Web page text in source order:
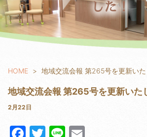
した！
HOME 地域交流会報 第265号を更新いた
地域交流会報 第265号を更新いた
2月22日